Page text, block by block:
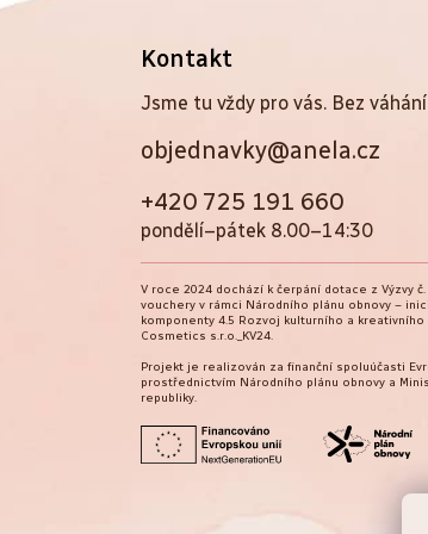
Kontakt
Jsme tu vždy pro vás. Bez
objednavky@anela.cz
+420 725 191 660
pondělí–pátek 8.00–14:30
V roce 2024 dochází k čerpání dotace z Výzvy
vouchery v rámci Národního plánu obnovy –
komponenty 4.5 Rozvoj kulturního a
Cosmetics s.r.o._KV24.
Projekt je realizován za finanční spoluúčasti
prostřednictvím Národního plánu obnovy a
republiky.